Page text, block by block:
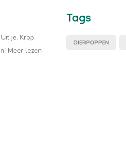
je. Krop
Meer lezen
Tags
DIERPOPPEN